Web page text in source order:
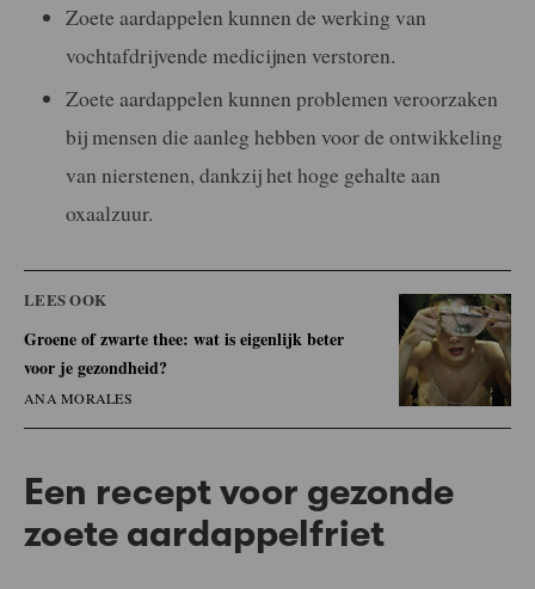
Zoete aardappelen kunnen de werking van
vochtafdrijvende medicijnen verstoren.
Zoete aardappelen kunnen problemen veroorzaken
bij mensen die aanleg hebben voor de ontwikkeling
van nierstenen, dankzij het hoge gehalte aan
oxaalzuur.
LEES OOK
Groene of zwarte thee: wat is eigenlijk beter
voor je gezondheid?
ANA MORALES
Een recept voor gezonde
zoete aardappelfriet